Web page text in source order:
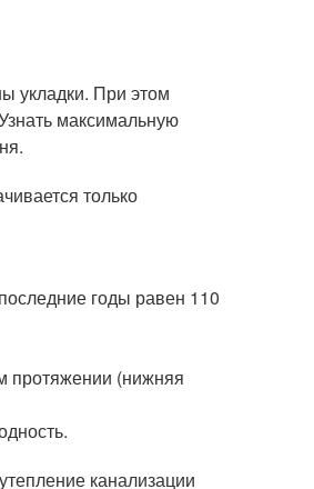
укладки. При этом
максимальную
только
годы равен 110
протяжении (нижняя
канализации